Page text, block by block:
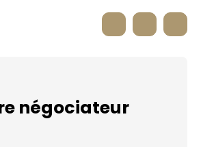
négociateur